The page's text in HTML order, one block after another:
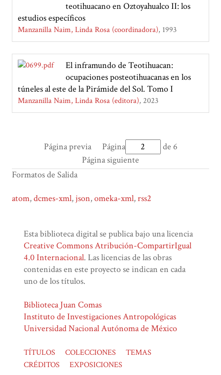
teotihuacano en Oztoyahualco II: los
estudios específicos
Manzanilla Naim, Linda Rosa (coordinadora) 1993
El inframundo de Teotihuacan:
ocupaciones posteotihuacanas en los
túneles al este de la Pirámide del Sol. Tomo I
Manzanilla Naim, Linda Rosa (editora) 2023
Página previa Página
de 6
Página siguiente
Formatos de Salida
atom,dcmes-xml, json,omeka-xml,rss2
Esta biblioteca digital se publica bajo una licencia
Creative Commons Atribución-CompartirIgual
4.0 Internacional. Las licencias de las obras
contenidas en este proyecto se indican en cada
uno de los títulos.
Biblioteca Juan Comas
Instituto de Investigaciones Antropológicas
Universidad Nacional Autónoma de México
TÍTULOS COLECCIONES
TEMAS
CRÉDITOS
EXPOSICIONES